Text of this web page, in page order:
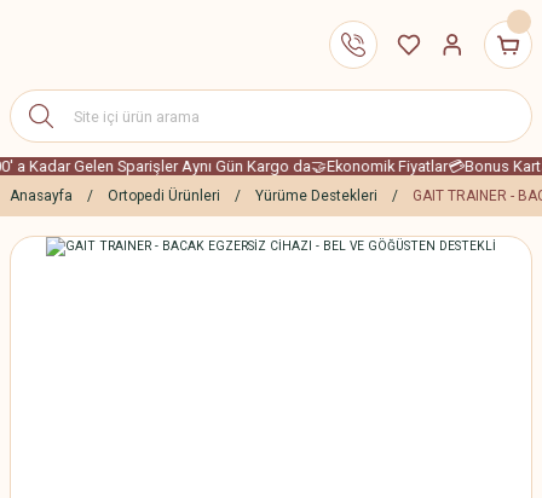
a Kadar Gelen Sparişler Aynı Gün Kargo da🤝Ekonomik Fiyatlar💳Bonus
Anasayfa Ortopedi Ürünleri Yürüme Destekleri GAIT TRAINER -